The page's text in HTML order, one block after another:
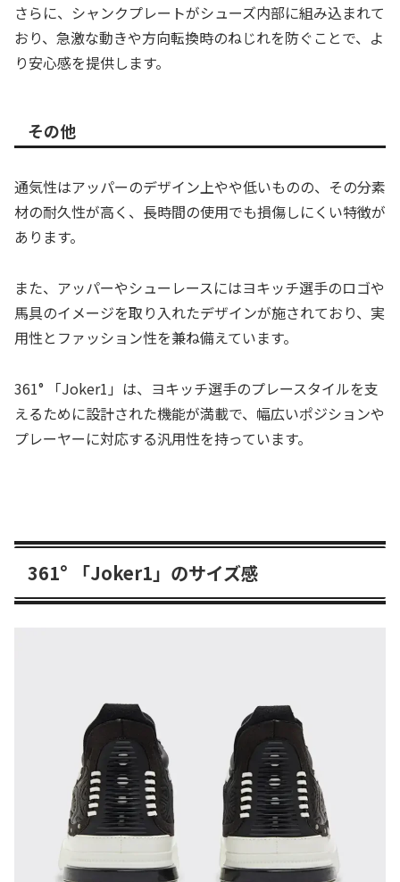
さらに、シャンクプレートがシューズ内部に組み込まれて
おり、急激な動きや方向転換時のねじれを防ぐことで、よ
り安心感を提供します。
その他
通気性はアッパーのデザイン上やや低いものの、その分素
材の耐久性が高く、長時間の使用でも損傷しにくい特徴が
あります。
また、アッパーやシューレースにはヨキッチ選手のロゴや
馬具のイメージを取り入れたデザインが施されており、実
用性とファッション性を兼ね備えています。
361° 「Joker1」は、ヨキッチ選手のプレースタイルを支
えるために設計された機能が満載で、幅広いポジションや
プレーヤーに対応する汎用性を持っています。
361° 「Joker1」のサイズ感